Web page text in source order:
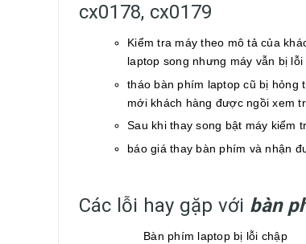
cx0178, cx0179
Kiểm tra máy theo mô tả của
laptop song nhưng máy vẫn bị
tháo bàn phím laptop cũ bị hỏng
mới khách hàng được ngồi xem
Sau khi thay song bật máy kiểm
báo giá thay bàn phím và nhận
Các lỗi hay gặp với bàn
Bàn phím laptop bị lỗi chập